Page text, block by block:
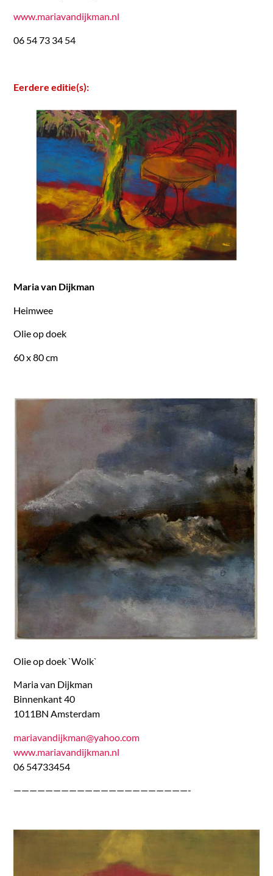
www.mariavandijkman.nl
06 54 73 34 54
Eerdere editie(s):
Maria van Dijkman
Heimwee
Olie op doek
60 x 80 cm
Olie op doek `Wolk`
Maria van Dijkman
Binnenkant 40
1011BN Amsterdam
mariavandijkman@yahoo.com
www.mariavandijkman.nl
06 54733454
——————————————————————-